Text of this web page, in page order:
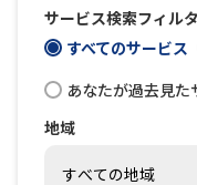
お問い合わせ
お知らせ
サービス検索フィルタ
すべてのサービス
あなたが過去見た
地域